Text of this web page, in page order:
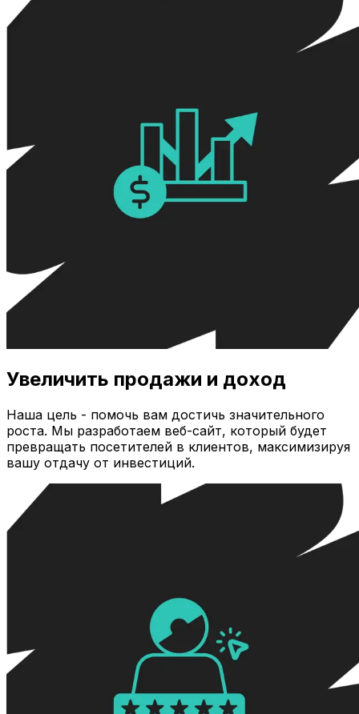
Увеличить продажи и доход
Наша цель - помочь вам достичь значительного
роста. Мы разработаем веб-сайт, который будет
превращать посетителей в клиентов, максимизируя
вашу отдачу от инвестиций.